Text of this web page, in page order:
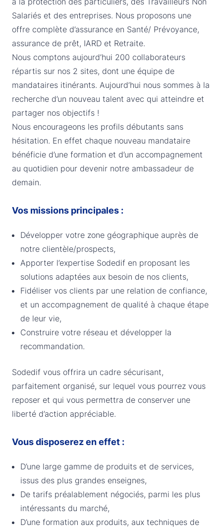
Salariés et des entreprises. Nous proposons une
offre complète d’assurance en Santé/ Prévoyance,
assurance de prêt, IARD et Retraite.
Nous comptons aujourd’hui 200 collaborateurs
répartis sur nos 2 sites, dont une équipe de
mandataires itinérants. Aujourd’hui nous sommes à la
recherche d’un nouveau talent avec qui atteindre et
partager nos objectifs !
Nous encourageons les profils débutants sans
hésitation. En effet chaque nouveau mandataire
bénéficie d’une formation et d’un accompagnement
au quotidien pour devenir notre ambassadeur de
demain.
Vos missions principales :
Développer votre zone géographique auprès de
notre clientèle/prospects,
Apporter l’expertise Sodedif en proposant les
solutions adaptées aux besoin de nos clients,
Fidéliser vos clients par une relation de confiance,
et un accompagnement de qualité à chaque étape
de leur vie,
Construire votre réseau et développer la
recommandation.
Sodedif vous offrira un cadre sécurisant,
parfaitement organisé, sur lequel vous pourrez vous
reposer et qui vous permettra de conserver une
liberté d’action appréciable.
Vous disposerez en effet :
D’une large gamme de produits et de services,
issus des plus grandes enseignes,
De tarifs préalablement négociés, parmi les plus
intéressants du marché,
D’une formation aux produits, aux techniques de